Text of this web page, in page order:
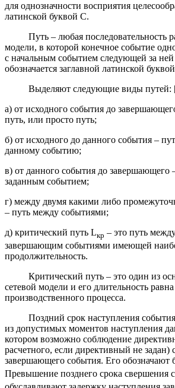
для однозначности восприятия
латинской буквой С.
Путь – любая последовательность
модели, в которой конечное событие
с начальным событием следующей за
обозначается заглавной латинской
Выделяют следующие виды путей:
а) от исходного события до
путь, или просто путь;
б) от исходного до данного события –
данному событию;
в) от данного события до завершающего
заданным событием;
г) между двумя какими либо
– путь между событиями;
д) критический путь Lкр – это путь
завершающим событиями имеющей
продолжительность.
Критический путь – это один из
сетевой модели и его длительность
производственного процесса.
Поздний срок наступления события
из допустимых моментов наступления
котором возможно соблюдение
расчетного, если директивный не задан)
завершающего события. Его обозначают
Превышение позднего срока свершения